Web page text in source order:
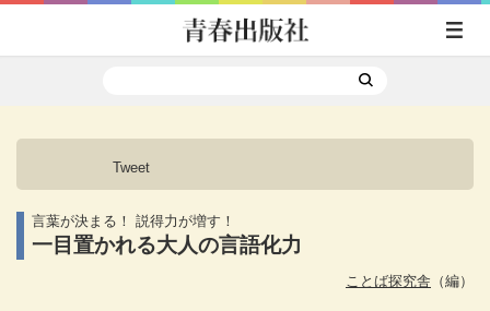
Tweet
言葉が決まる！ 説得力が増す！
一目置かれる大人の言語化力
ことば探究舎 （編）